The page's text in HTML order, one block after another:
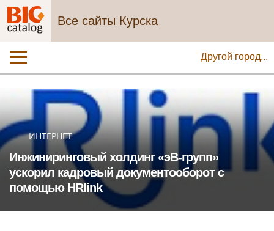
Все сайты Курска
Другой город...
ИНТЕРНЕТ
Инжиниринговый холдинг «эВ-групп»
ускорил кадровый документооборот с
помощью HRlink